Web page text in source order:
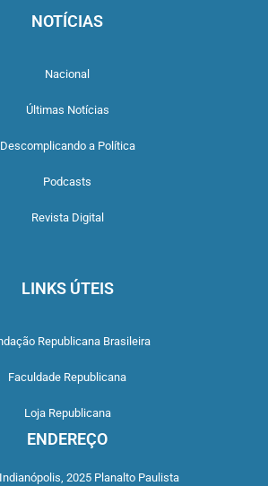
NOTÍCIAS
Nacional
Últimas Notícias
Descomplicando a Política
Podcasts
Revista Digital
LINKS ÚTEIS
Republicana Brasileira
Faculdade Republicana
Loja Republicana
ENDEREÇO
2025 Planalto Paulista